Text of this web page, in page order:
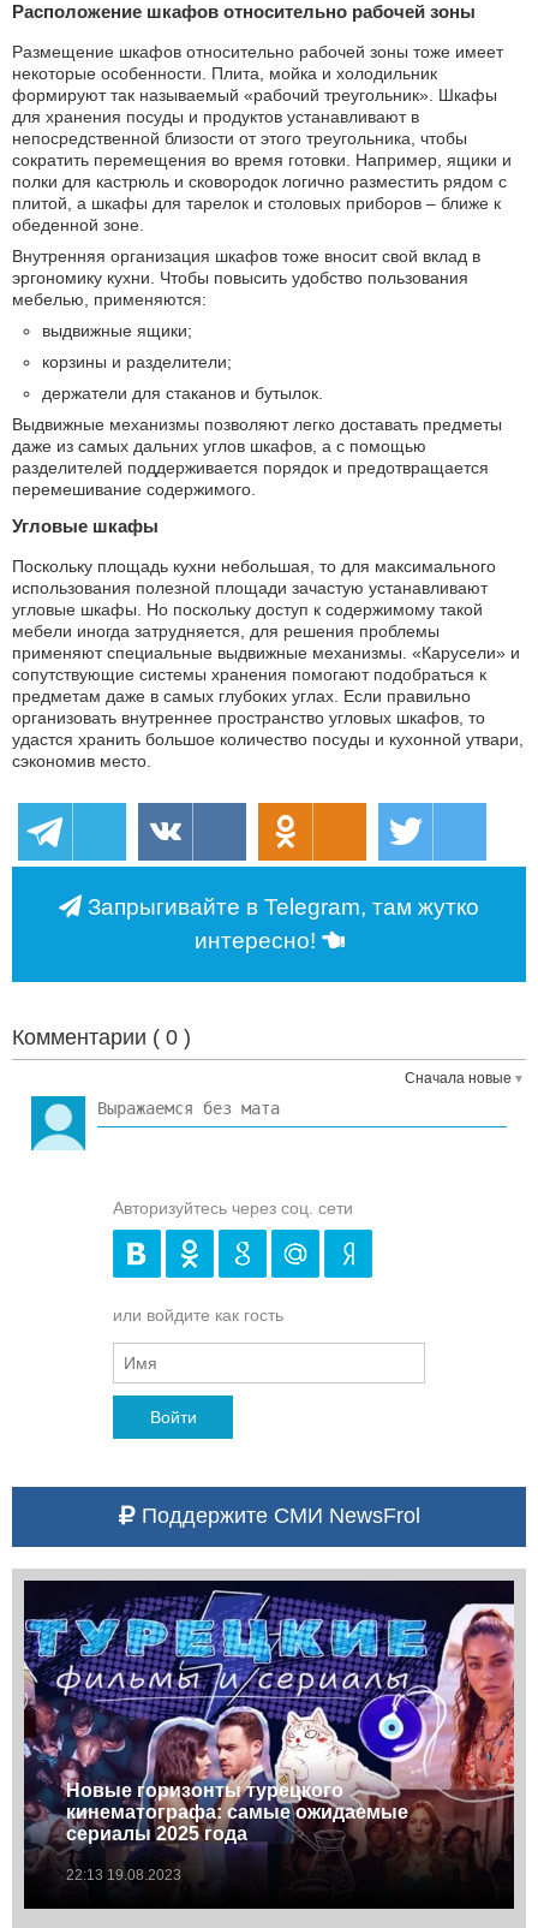
Расположение шкафов относительно рабочей зоны
Размещение шкафов относительно рабочей зоны тоже имеет
некоторые особенности. Плита, мойка и холодильник
формируют так называемый «рабочий треугольник». Шкафы
для хранения посуды и продуктов устанавливают в
непосредственной близости от этого треугольника, чтобы
сократить перемещения во время готовки. Например, ящики и
полки для кастрюль и сковородок логично разместить рядом с
плитой, а шкафы для тарелок и столовых приборов – ближе к
обеденной зоне.
Внутренняя организация шкафов тоже вносит свой вклад в
эргономику кухни. Чтобы повысить удобство пользования
мебелью, применяются:
выдвижные ящики;
корзины и разделители;
держатели для стаканов и бутылок.
Выдвижные механизмы позволяют легко доставать предметы
даже из самых дальних углов шкафов, а с помощью
разделителей поддерживается порядок и предотвращается
перемешивание содержимого.
Угловые шкафы
Поскольку площадь кухни небольшая, то для максимального
использования полезной площади зачастую устанавливают
угловые шкафы. Но поскольку доступ к содержимому такой
мебели иногда затрудняется, для решения проблемы
применяют специальные выдвижные механизмы. «Карусели» и
сопутствующие системы хранения помогают подобраться к
предметам даже в самых глубоких углах. Если правильно
организовать внутреннее пространство угловых шкафов, то
удастся хранить большое количество посуды и кухонной утвари,
сэкономив место.
Запрыгивайте в Telegram, там жутко
интересно!
Комментарии ( 0 )
Сначала новые
Авторизуйтесь через соц. сети
или войдите как гость
Войти
Поддержите СМИ NewsFrol
Новые горизонты турецкого
кинематографа: самые ожидаемые
сериалы 2025 года
22:13 19.08.2023